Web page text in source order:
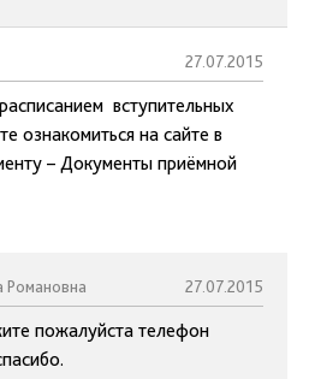
27.07.2015
вступительных
ознакомиться на сайте в
– Документы приёмной
Романовна 27.07.2015
пожалуйста телефон